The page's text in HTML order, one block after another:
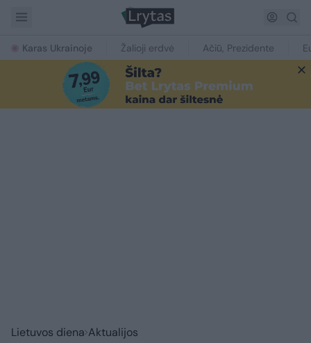
Karas Ukrainoje Žalioji erdvė Ačiū, Prezidente
Lietuvos diena Aktualijos